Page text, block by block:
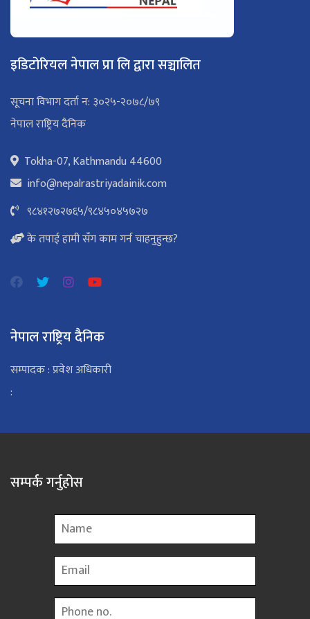
इडिटोरियल नेपाल प्रा लि द्वारा सञ्चालित
सूचना विभाग दर्ता न: ३०२५-२०७८/७९
नेपाल राष्ट्रिय दैनिक
Tokha-07, Kathmandu 44600
info@nepalrastriyadainik.com
९८४१२७२७६५/९८४५०४५७२७
के तपाई हामी सँग काम गर्न चाहनुहुन्छ?
नेपाल राष्ट्रिय दैनिक
सम्पादक : प्रवेश अधिकारी
:
सम्पर्क गर्नुहोस
Name
Email
Phone